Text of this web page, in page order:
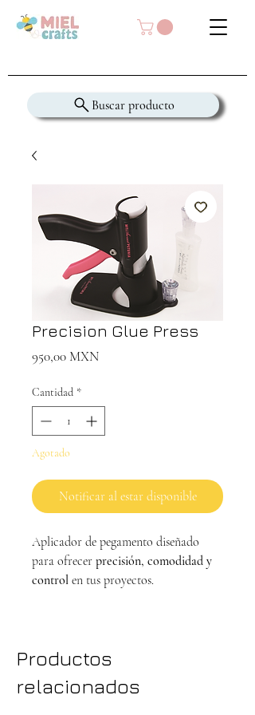
Buscar producto
Precision Glue Press
950,00 MXNPrecio
Cantidad *
Agotado
Notificar al estar disponible
Aplicador de pegamento diseñado
para ofrecer precisión, comodidad y
control en tus proyectos.
PEGAMENTO
Aplicador ergonómico para
control preciso del pegamento
Productos
relacionados